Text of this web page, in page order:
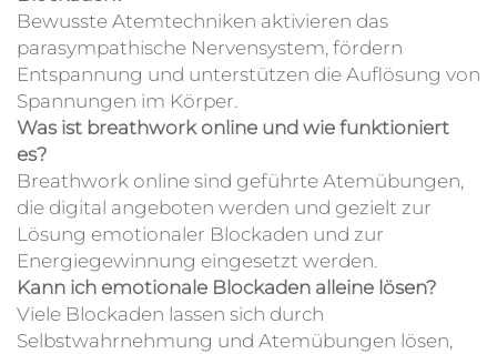
Bewusste Atemtechniken aktivieren das
parasympathische Nervensystem, fördern
Entspannung und unterstützen die Auflösung von
Spannungen im Körper.
Was ist breathwork online und wie funktioniert
es?
Breathwork online sind geführte Atemübungen,
die digital angeboten werden und gezielt zur
Lösung emotionaler Blockaden und zur
Energiegewinnung eingesetzt werden.
Kann ich emotionale Blockaden alleine lösen?
Viele Blockaden lassen sich durch
Selbstwahrnehmung und Atemübungen lösen,